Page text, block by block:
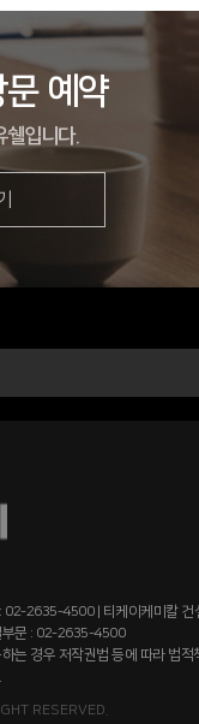
예약
쉘입니다.
2635-4500 | 티케이케미칼 건
부문 : 02-2635-4500
는 경우 저작권법 등에 따라 법적
RESERVED.